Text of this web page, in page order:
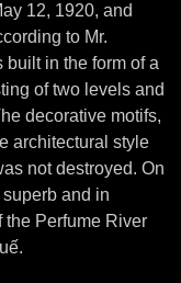
12, 1920, and
to Mr.
in the form of a
of two levels and
decorative motifs,
architectural style
not destroyed. On
and in
the Perfume River